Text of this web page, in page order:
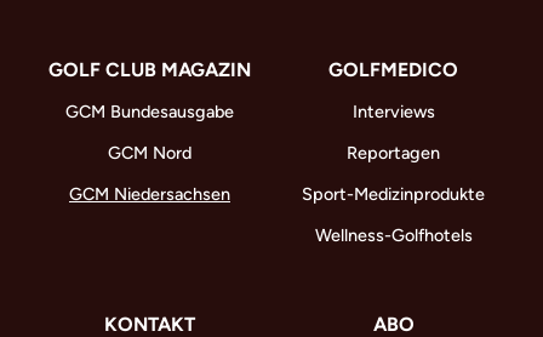
GOLF CLUB MAGAZIN
GCM Bundesausgabe
GCM Nord
GCM Niedersachsen
GOLFMEDICO
Interviews
Reportagen
Sport-Medizinprodukte
Wellness-Golfhotels
KONTAKT ABO